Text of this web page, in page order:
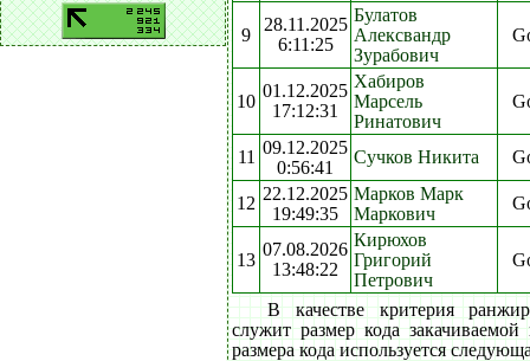
9
28.11.2025
6:11:25
Булатов
Алексвандр
Зурабович
10
01.12.2025
17:12:31
Хабиров
Марсель
Ринатович
11 09.12.2025
0:56:41
Сучков Никита
12 22.12.2025
19:49:35
Марков Марк
Маркович
13
07.08.2026
13:48:22
Кирюхов
Григорий
Петрович
В качестве критерия
служит размер кода
размера кода используется